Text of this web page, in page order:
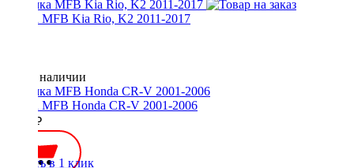
Рамка MFB Kia Rio, K2 2011-2017
Нет в наличии
Рамка MFB Honda CR-V 2001-2006
2000 ₽
Купить в 1 клик